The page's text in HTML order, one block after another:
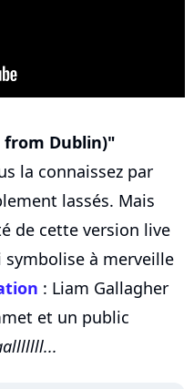
from Dublin)"
la connaissez par
lassés. Mais
de cette version live
à merveille
: Liam Gallagher
et un public